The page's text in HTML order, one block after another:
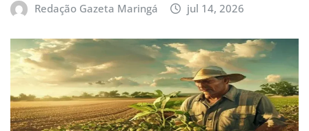
Redação Gazeta Maringá jul 14, 2026